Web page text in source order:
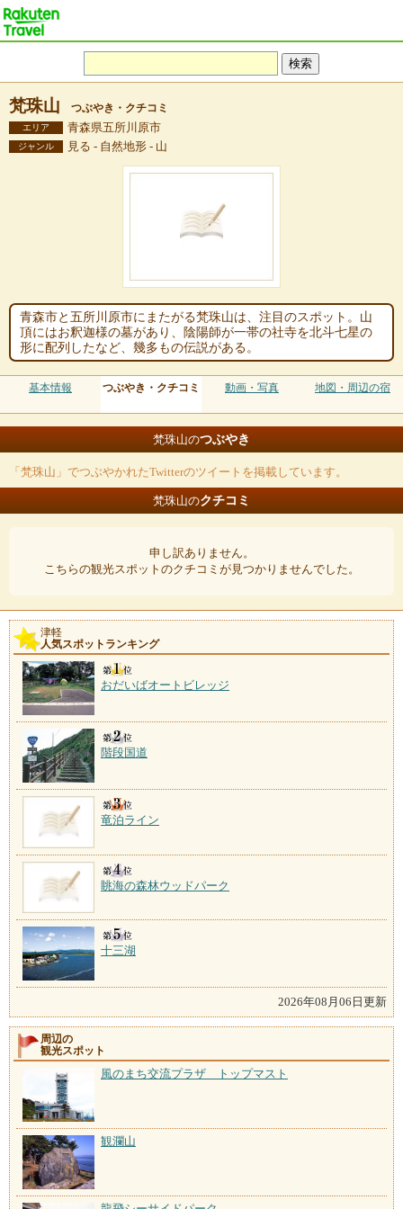
梵珠山 つぶやき・クチコミ
エリア 青森県五所川原市
ジャンル 見る - 自然地形 - 山
青森市と五所川原市にまたがる梵珠山は、注目のスポット。山
頂にはお釈迦様の墓があり、陰陽師が一帯の社寺を北斗七星の
形に配列したなど、幾多もの伝説がある。
基本情報 つぶやき・クチコミ 動画・写真 地図・周辺の宿
梵珠山のつぶやき
「梵珠山」でつぶやかれたTwitterのツイートを掲載しています。
梵珠山のクチコミ
申し訳ありません。
こちらの観光スポットのクチコミが見つかりませんでした。
津軽
人気スポットランキング
おだいばオートビレッジ
階段国道
竜泊ライン
眺海の森林ウッドパーク
十三湖
2026年08月06日更新
周辺の
観光スポット
風のまち交流プラザ トップマスト
観瀾山